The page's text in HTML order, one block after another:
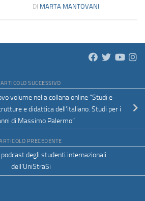
DI MARTA MANTOVANI
ARTICOLO SUCCESSIVO
volume nella collana online “Studi e
e didattica dell’italiano. Studi per i
di Massimo Palermo”
PRECEDENTE
degli studenti internazionali
dell’UniStraSi